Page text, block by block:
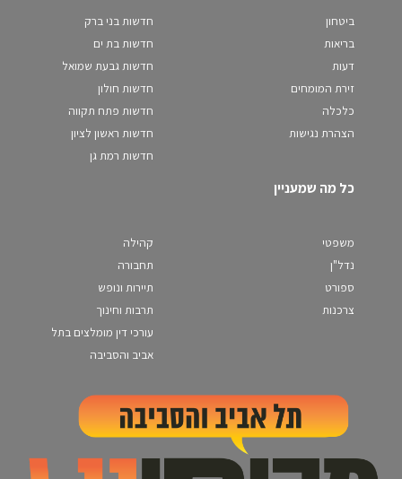
ביטחון
בריאות
דעות
זירת המומחים
כלכלה
הצהרת נגישות
חדשות בני ברק
חדשות בת ים
חדשות גבעת שמואל
חדשות חולון
חדשות פתח תקווה
חדשות ראשון לציון
חדשות רמת גן
כל מה שמעניין
משפטי
נדל"ן
ספורט
צרכנות
קהילה
תחבורה
תיירות ונופש
תרבות וחינוך
עורכי דין מומלצים בתל
אביב והסביבה